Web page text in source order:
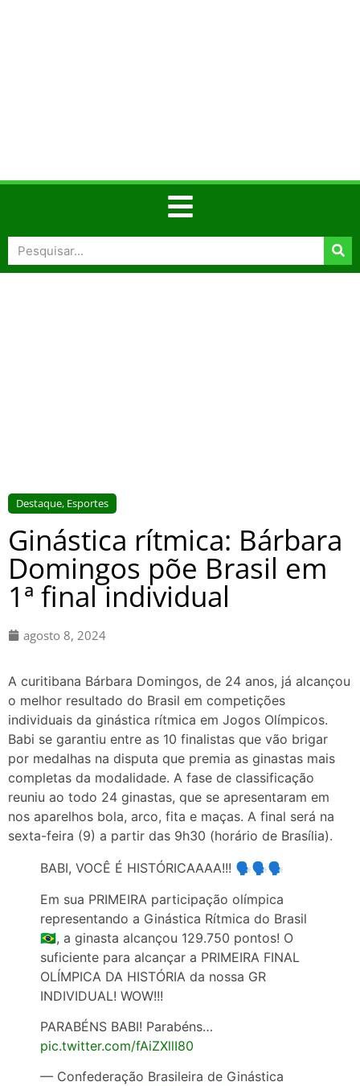
Destaque, Esportes
Ginástica rítmica: Bárbara
Domingos põe Brasil em
1ª final individual
agosto 8, 2024
A curitibana Bárbara Domingos, de 24 anos, já alcançou
o melhor resultado do Brasil em competições
individuais da ginástica rítmica em Jogos Olímpicos.
Babi se garantiu entre as 10 finalistas que vão brigar
por medalhas na disputa que premia as ginastas mais
completas da modalidade. A fase de classificação
reuniu ao todo 24 ginastas, que se apresentaram em
nos aparelhos bola, arco, fita e maças. A final será na
sexta-feira (9) a partir das 9h30 (horário de Brasília).
BABI, VOCÊ É HISTÓRICAAAA!!! 🗣️🗣️🗣️
Em sua PRIMEIRA participação olímpica
representando a Ginástica Rítmica do Brasil
🇧🇷, a ginasta alcançou 129.750 pontos! O
suficiente para alcançar a PRIMEIRA FINAL
OLÍMPICA DA HISTÓRIA da nossa GR
INDIVIDUAL! WOW!!!
PARABÉNS BABI! Parabéns…
pic.twitter.com/fAiZXllI80
— Confederação Brasileira de Ginástica